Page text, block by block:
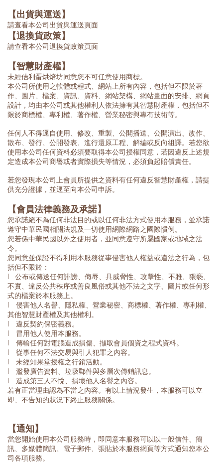
【出貨與運送】
請查看本公司出貨與運送頁面
【退換貨政策】
請查看本公司退換貨政策頁面
【智慧財產權】
未經佶利蛋烘焙坊同意您不可任意使用商標。
本公司所使用之軟體或程式、網站上所有內容，包括但不限於著
作、圖片、檔案、資訊、資料、網站架構、網站畫面的安排、網頁
設計，均由本公司或其他權利人依法擁有其智慧財產權，包括但不
限於商標權、專利權、著作權、營業秘密與專有技術等。
任何人不得逕自使用、修改、重製、公開播送、公開演出、改作、
散布、發行、公開發表、進行還原工程、解編或反向組譯。若您欲
使用本公司任何資料必須要取得本公司授權同意，若因違反上述規
定造成本公司商譽或者實際損失等情況，必須負起賠償責任。
若您發現本公司上會員所提供之資料有任何違反智慧財產權，請提
供充分證據，並逕至向本公司申訴。
【會員法律義務及承諾】
您承諾絕不為任何非法目的或以任何非法方式使用本服務，並承諾
遵守中華民國相關法規及一切使用網際網路之國際慣例。
您若係中華民國以外之使用者，並同意遵守所屬國家或地域之法
令。
您同意並保證不得利用本服務從事侵害他人權益或違法之行為，包
括但不限於：
l 公布或傳送任何誹謗、侮辱、具威脅性、攻擊性、不雅、猥褻、
不實、違反公共秩序或善良風俗或其他不法之文字、圖片或任何形
式的檔案於本服務上。
l 侵害他人名譽、隱私權、營業秘密、商標權、著作權、專利權、
其他智慧財產權及其他權利。
l 違反契約保密義務。
l 冒用他人使用本服務。
l 傳輸任何對電腦造成損傷、擷取會員個資之程式資料。
l 從事任何不法交易與引人犯罪之內容。
l 未經知果堂授權之行銷活動。
l 濫發廣告資料、垃圾郵件與多層次傳銷訊息。
l 造成第三人不悅、損壞他人名譽之內容。
若有正當理由認為不當之內容。有以上情況發生，本服務可以立
即、不告知的狀況下終止服務關係。
【通知】
當您開始使用本公司服務時，即同意本服務可以以一般信件、簡
訊、多媒體簡訊、電子郵件、張貼於本服務網頁等方式通知您本公
司各項服務。